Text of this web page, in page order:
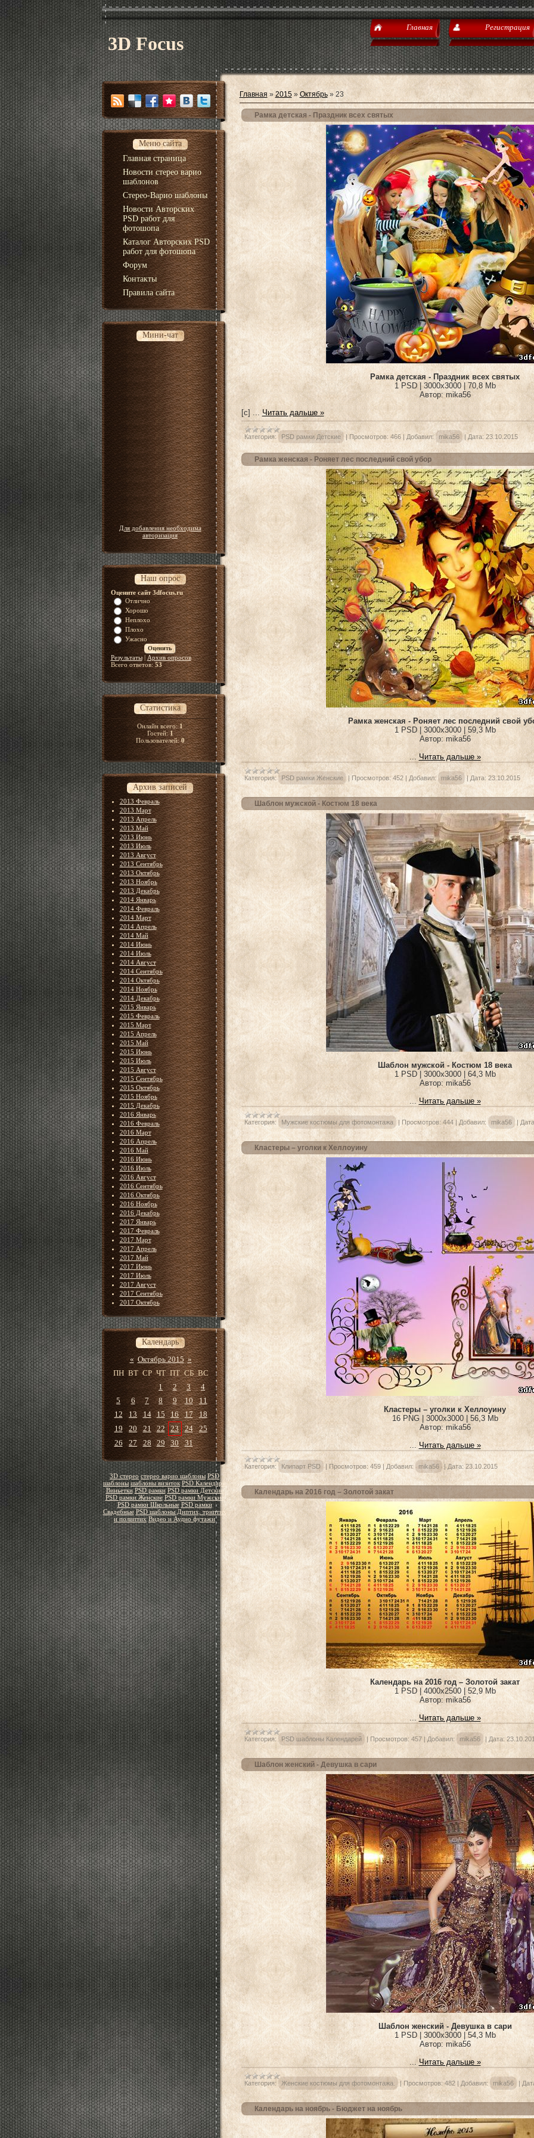
3D Focus
Главная Регистрация
Меню сайта
Главная страница
Новости стерео варио
шаблонов
Стерео-Варио шаблоны
Новости Авторских
PSD работ для
фотошопа
Каталог Авторских PSD
работ для фотошопа
Форум
Контакты
Правила сайта
Мини-чат
Для добавления необходима
авторизация
Наш опрос
Оцените сайт 3dfocus.ru
Отлично
Хорошо
Неплохо
Плохо
Ужасно
Результаты| Архив опросов
Всего ответов:53
Статистика
Онлайн всего:1
Гостей:1
Пользователей:0
Архив записей
2013 Февраль
2013 Март
2013 Апрель
2013 Май
2013 Июнь
2013 Июль
2013 Август
2013 Сентябрь
2013 Октябрь
2013 Ноябрь
2013 Декабрь
2014 Январь
2014 Февраль
2014 Март
2014 Апрель
2014 Май
2014 Июнь
2014 Июль
2014 Август
2014 Сентябрь
2014 Октябрь
2014 Ноябрь
2014 Декабрь
2015 Январь
2015 Февраль
2015 Март
2015 Апрель
2015 Май
2015 Июнь
2015 Июль
2015 Август
2015 Сентябрь
2015 Октябрь
2015 Ноябрь
2015 Декабрь
2016 Январь
2016 Февраль
2016 Март
2016 Апрель
2016 Май
2016 Июнь
2016 Июль
2016 Август
2016 Сентябрь
2016 Октябрь
2016 Ноябрь
2016 Декабрь
2017 Январь
2017 Февраль
2017 Март
2017 Апрель
2017 Май
2017 Июнь
2017 Июль
2017 Август
2017 Сентябрь
2017 Октябрь
Календарь
« Октябрь 2015 »
ПН ВТ СР ЧТ ПТ СБ ВС
1
2 3
4
5
6 7 8 9 10
11
12
13 14 15 16 17
18
19
20 21 22 23 24
25
26
27 28 29 30 31
3D стерео стерео варио шаблоны PSD
шаблоны шаблоны визиток PSD Календари
Виньетки PSD рамки PSD рамки Детские
PSD рамки Женские PSD рамки Мужские
PSD рамки Школьные PSD рамки
Свадебные PSD шаблоны Диптих, триптих
и полиптих Видео и Аудио футажи
Главная » 2015 » Октябрь » 23
Рамка детская - Праздник всех святых
Рамка детская - Праздник всех святых
1 PSD | 3000х3000 | 70,8 Mb
Автор: mika56
[c] ... Читать дальше »
Категория: PSD рамки Детские |Просмотров: 466 | Добавил: mika56 | Дата: 23.10.2015
Рамка женская - Роняет лес последний свой убор
Рамка женская - Роняет лес последний свой
1 PSD | 3000х3000 | 59,3 Mb
Автор: mika56
... Читать дальше »
Категория: PSD рамки Женские | Просмотров: 452 | Добавил: mika56 | Дата: 23.10.2015
Шаблон мужской - Костюм 18 века
Шаблон мужской - Костюм 18 века
1 PSD | 3000х3000 | 64,3 Mb
Автор: mika56
...Читать дальше »
Категория: Мужские костюмы для фотомонтажа | Просмотров: 444 | Добавил: mika56 |
Кластеры – уголки к Хеллоуину
Кластеры – уголки к Хеллоуину
16 PNG | 3000х3000 | 56,3 Mb
Автор: mika56
...Читать дальше »
Категория: Клипарт PSD | Просмотров: 459 |Добавил: mika56 | Дата: 23.10.2015
Календарь на 2016 год – Золотой закат
Календарь на 2016 год – Золотой закат
1 PSD | 4000х2500 | 52,9 Mb
Автор: mika56
... Читать дальше »
Категория: PSD шаблоны Календарей | Просмотров: 457 | Добавил: mika56 | Дата:
Шаблон женский - Девушка в сари
Шаблон женский - Девушка в сари
1 PSD | 3000х3000 | 54,3 Mb
Автор: mika56
...Читать дальше »
Категория: Женские костюмы для фотомонтажа. | Просмотров: 482 | Добавил: mika56 |
Календарь на ноябрь - Бюджет на ноябрь